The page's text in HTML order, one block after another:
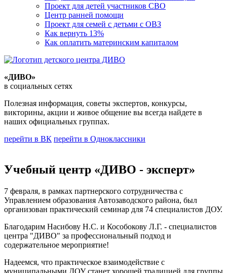
Проект для детей участников СВО
Центр ранней помощи
Проект для семей с детьми с ОВЗ
Как вернуть 13%
Как оплатить материнским капиталом
«ДИВО»
в социальных сетях
Полезная информация, советы экспертов, конкурсы,
викторины, акции и живое общение вы всегда найдете в
наших официальных группах.
перейти в ВК перейти в Одноклассники
Учебный центр «ДИВО - эксперт»
7 февраля, в рамках партнерского сотрудничества с
Управлением образования Автозаводского района, был
организован практический семинар для 74 специалистов ДОУ.
Благодарим Насибову Н.С. и Кособокову Л.Г. - специалистов
центра "ДИВО" за профессиональный подход и
содержательное мероприятие!
Надеемся, что практическое взаимодействие с
муниципальными ДОУ станет хорошей традицией для группы